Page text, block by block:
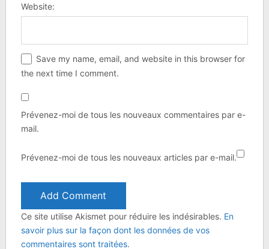
Website:
Save my name, email, and website in this browser for
the next time I comment.
Prévenez-moi de tous les nouveaux commentaires par e-
mail.
Prévenez-moi de tous les nouveaux articles par e-mail.
Ce site utilise Akismet pour réduire les indésirables. En
savoir plus sur la façon dont les données de vos
commentaires sont traitées.